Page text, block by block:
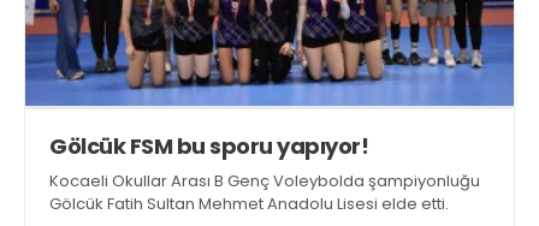
Gölcük FSM bu sporu yapıyor!
Kocaeli Okullar Arası B Genç Voleybolda şampiyonluğu
Gölcük Fatih Sultan Mehmet Anadolu Lisesi elde etti.